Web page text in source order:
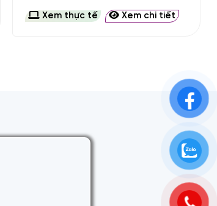
Xem thực tế Xem chi tiết